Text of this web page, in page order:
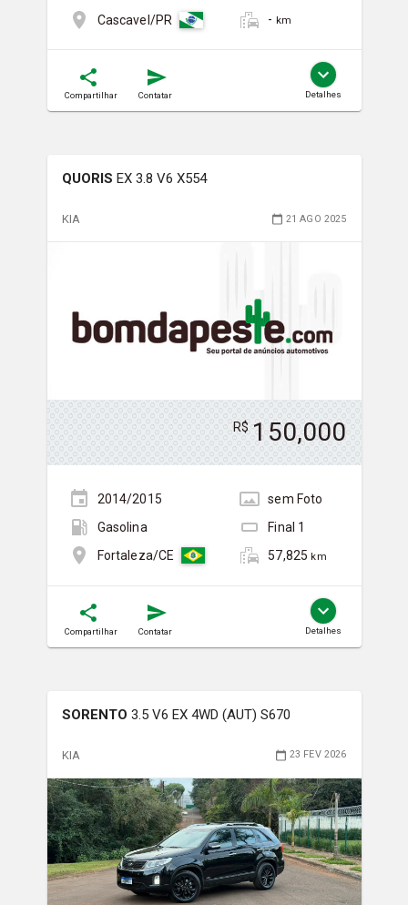
Cascavel/PR
- km
Compartilhar Contatar Detalhes
QUORIS EX 3.8 V6 X554
KIA 21 AGO 2025
R$ 150,000
2014/2015 sem Foto
Gasolina
Final 1
Fortaleza/CE
57,825 km
Compartilhar Contatar Detalhes
SORENTO 3.5 V6 EX 4WD (AUT) S670
KIA 23 FEV 2026